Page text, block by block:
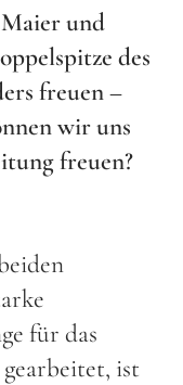
und
des
freuen –
wir uns
freuen?
für das
ist